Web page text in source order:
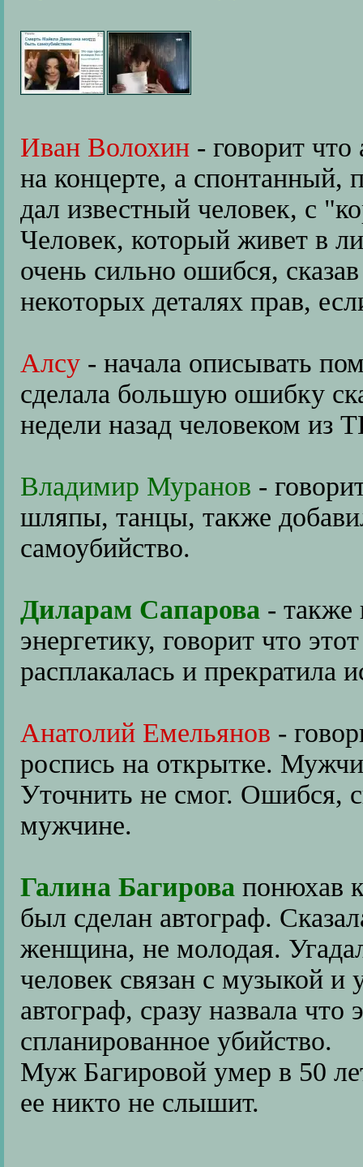
Иван Волохин - говорит
на концерте, а спонтанный,
дал известный человек, с
Человек, который живет в
очень сильно ошибся,
некоторых деталях прав,
Алсу - начала описывать
сделала большую ошибку
недели назад человеком из
Владимир Муранов -
шляпы, танцы, также
самоубийство.
Диларам Сапарова - также
энергетику, говорит что
расплакалась и прекратила
Анатолий Емельянов -
роспись на открытке.
Уточнить не смог. Ошибся,
мужчине.
Галина Багирова понюхав
был сделан автограф.
женщина, не молодая.
человек связан с музыкой и
автограф, сразу назвала
спланированное убийство.
Муж Багировой умер в 50
ее никто не слышит.